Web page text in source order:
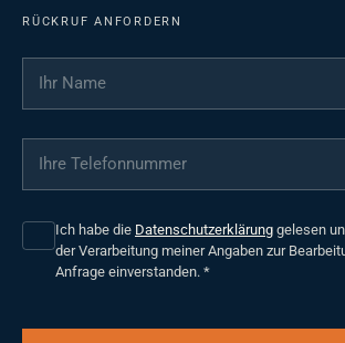
RÜCKRUF ANFORDERN
Ihr Name
Ihre Telefonnummer
Ich habe die Datenschutzerklärung gelesen
der Verarbeitung meiner Angaben zur
Anfrage einverstanden. *